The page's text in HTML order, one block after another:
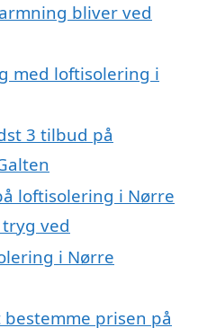
bliver ved
med loftisolering i
3 tilbud på
loftisolering i Nørre
ved
i Nørre
prisen på